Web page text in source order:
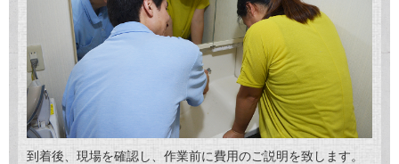
到着後、現場を確認し、作業前に費用のご説明を致します。